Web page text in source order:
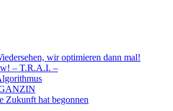
wir optimieren dann mal!
– T.R.A.I. –
hat begonnen